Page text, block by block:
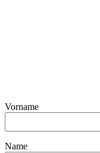
Vorname
Name